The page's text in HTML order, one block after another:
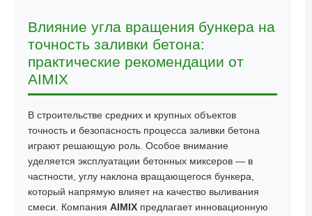
Влияние угла вращения бункера на
точность заливки бетона:
практические рекомендации от
AIMIX
В строительстве средних и крупных объектов
точность и безопасность процесса заливки бетона
играют решающую роль. Особое внимание
уделяется эксплуатации бетонных миксеров — в
частности, углу наклона вращающегося бункера,
который напрямую влияет на качество выливания
смеси. Компания AIMIX предлагает инновационную